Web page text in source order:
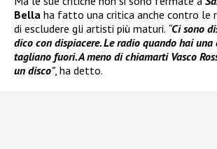
Bella ha fatto una critica anche contro le
di escludere gli artisti più maturi. “Ci sono
dico con dispiacere. Le radio quando hai
tagliano fuori. A meno di chiamarti Vasco
un disco”, ha detto.